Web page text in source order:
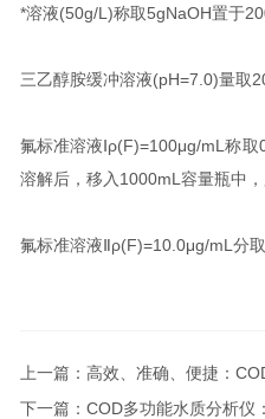
*溶液(50g/L)称取5gNaOH置于
三乙醇胺缓冲溶液(pH=7.0)量取
氟标准溶液Ⅰρ(F)=100μg/mL称取
溶解后，移入 1000mL 容量瓶中
氟标准溶液Ⅱρ(F)=10.0μg/mL 分取
上一篇： 高效、准确、便捷：
下一篇： COD多功能水质分析仪